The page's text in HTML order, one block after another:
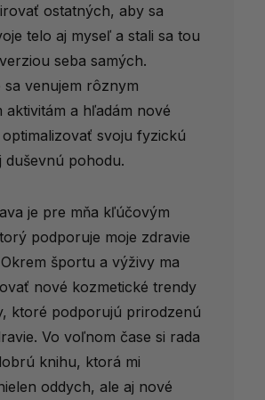
ostatných, aby sa
telo aj myseľ a stali sa tou
seba samých.
sa venujem rôznym
aktivitám a hľadám nové
svoju fyzickú
duševnú pohodu.
je pre mňa kľúčovým
podporuje moje zdravie
športu a výživy ma
nové kozmetické trendy
ktoré podporujú prirodzenú
Vo voľnom čase si rada
knihu, ktorá mi
oddych, ale aj nové